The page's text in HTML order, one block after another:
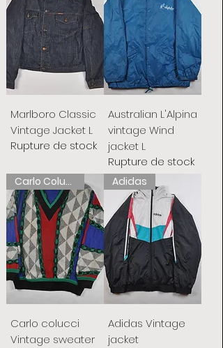
Marlboro Classic
Vintage Jacket L
Rupture de stock
Australian L'Alpina
vintage Wind
jacket L
Rupture de stock
Carlo Colucci
Carlo colucci
Vintage sweater
Adidas
Adidas Vintage
jacket